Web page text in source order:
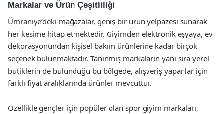
Markalar ve Ürün Çeşitliliği
Ümraniye’deki mağazalar, geniş bir ürün yelpazesi sunarak
her kesime hitap etmektedir. Giyimden elektronik eşyaya, ev
dekorasyonundan kişisel bakım ürünlerine kadar birçok
seçenek bulunmaktadır. Tanınmış markaların yanı sıra yerel
butiklerin de bulunduğu bu bölgede, alışveriş yapanlar için
farklı fiyat aralıklarında ürünler mevcuttur.
Özellikle gençler için popüler olan spor giyim markaları,